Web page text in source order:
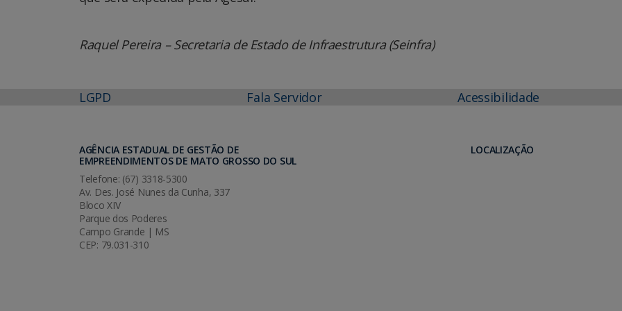
Raquel Pereira – Secretaria de Estado de Infraestrutura (Seinfra)
LGPD Fala Servidor Acessibilidade
AGÊNCIA ESTADUAL DE GESTÃO DE
EMPREENDIMENTOS DE MATO GROSSO DO SUL
Telefone: (67) 3318-5300
Av. Des. José Nunes da Cunha, 337
Bloco XIV
Parque dos Poderes
Campo Grande | MS
CEP: 79.031-310
LOCALIZAÇÃO